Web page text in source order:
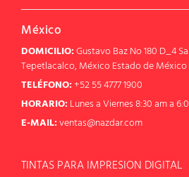
México
DOMICILIO:Gustavo Baz No 180 D_4
Tepetlacalco, México Estado de México
TELÉFONO:+52 55 4777 1900
HORARIO: Lunes a Viernes 8:30 am a
E-MAIL:ventas@nazdar.com
TINTAS PARA IMPRESION DIGITAL